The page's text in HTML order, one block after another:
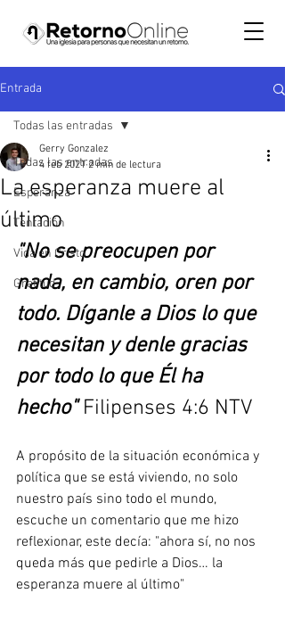
Entrada
Todas las entradas
Esperanza
Tentación
Vida en Cristo
Gratitud
Todas las entradas
La esperanza muere al
último
Gerry Gonzalez
4 feb 2021 2 min de lectura
"No se preocupen por
nada, en cambio, oren por
todo. Díganle a Dios lo que
necesitan y denle gracias
por todo lo que Él ha
hecho" Filipenses 4:6 NTV
A propósito de la situación económica y
política que se está viviendo, no solo
nuestro país sino todo el mundo,
escuche un comentario que me hizo
reflexionar, este decía: "ahora sí, no nos
queda más que pedirle a Dios… la
esperanza muere al último"